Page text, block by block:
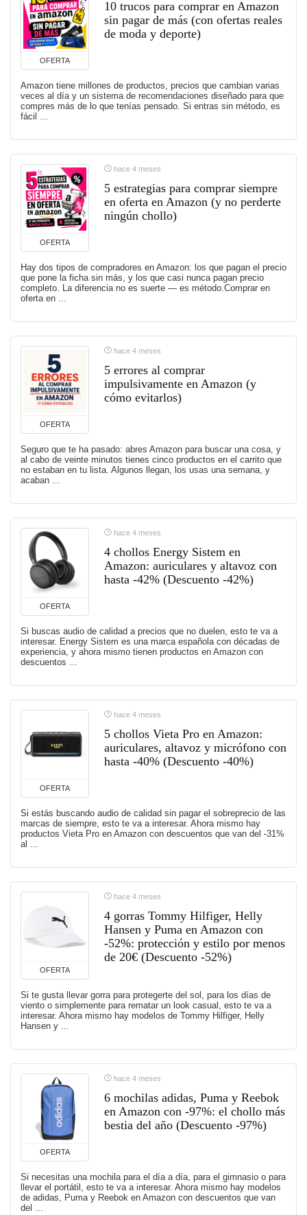
OFERTA
10 trucos para comprar en Amazon
sin pagar de más (con ofertas reales
de moda y deporte)
Amazon tiene millones de productos, precios que cambian varias
veces al día y un sistema de recomendaciones diseñado para que
compres más de lo que tenías pensado. Si entras sin método, es
fácil ...
OFERTA
hace 4 meses
5 estrategias para comprar siempre
en oferta en Amazon (y no perderte
ningún chollo)
Hay dos tipos de compradores en Amazon: los que pagan el precio
que pone la ficha sin más, y los que casi nunca pagan precio
completo. La diferencia no es suerte — es método.Comprar en
oferta en ...
OFERTA
hace 4 meses
5 errores al comprar
impulsivamente en Amazon (y
cómo evitarlos)
Seguro que te ha pasado: abres Amazon para buscar una cosa, y
al cabo de veinte minutos tienes cinco productos en el carrito que
no estaban en tu lista. Algunos llegan, los usas una semana, y
acaban ...
OFERTA
hace 4 meses
4 chollos Energy Sistem en
Amazon: auriculares y altavoz con
hasta -42% (Descuento -42%)
Si buscas audio de calidad a precios que no duelen, esto te va a
interesar. Energy Sistem es una marca española con décadas de
experiencia, y ahora mismo tienen productos en Amazon con
descuentos ...
OFERTA
hace 4 meses
5 chollos Vieta Pro en Amazon:
auriculares, altavoz y micrófono con
hasta -40% (Descuento -40%)
Si estás buscando audio de calidad sin pagar el sobreprecio de las
marcas de siempre, esto te va a interesar. Ahora mismo hay
productos Vieta Pro en Amazon con descuentos que van del -31%
al ...
OFERTA
hace 4 meses
4 gorras Tommy Hilfiger, Helly
Hansen y Puma en Amazon con
-52%: protección y estilo por menos
de 20€ (Descuento -52%)
Si te gusta llevar gorra para protegerte del sol, para los días de
viento o simplemente para rematar un look casual, esto te va a
interesar. Ahora mismo hay modelos de Tommy Hilfiger, Helly
Hansen y ...
OFERTA
hace 4 meses
6 mochilas adidas, Puma y Reebok
en Amazon con -97%: el chollo más
bestia del año (Descuento -97%)
Si necesitas una mochila para el día a día, para el gimnasio o para
llevar el portátil, esto te va a interesar. Ahora mismo hay modelos
de adidas, Puma y Reebok en Amazon con descuentos que van
del ...